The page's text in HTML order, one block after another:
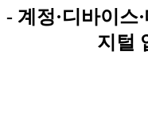
- 계정·디바이스
지털